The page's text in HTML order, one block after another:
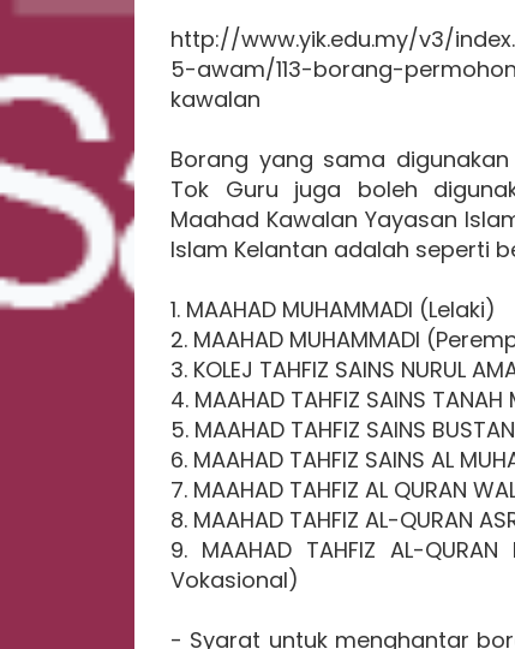
http://www.yik.edu.my/v3/
5-awam/113-borang-
kawalan
Borang yang sama
Tok Guru juga boleh
Maahad Kawalan Yayasan
Islam Kelantan adalah seperti
1. MAAHAD MUHAMMADI (Lelaki)
2. MAAHAD MUHAMMADI
3. KOLEJ TAHFIZ SAINS NURUL
4. MAAHAD TAHFIZ SAINS
5. MAAHAD TAHFIZ SAINS
6. MAAHAD TAHFIZ SAINS AL
7. MAAHAD TAHFIZ AL QURAN
8. MAAHAD TAHFIZ AL-QURAN
9. MAAHAD TAHFIZ AL-
Vokasional)
- Syarat untuk menghantar